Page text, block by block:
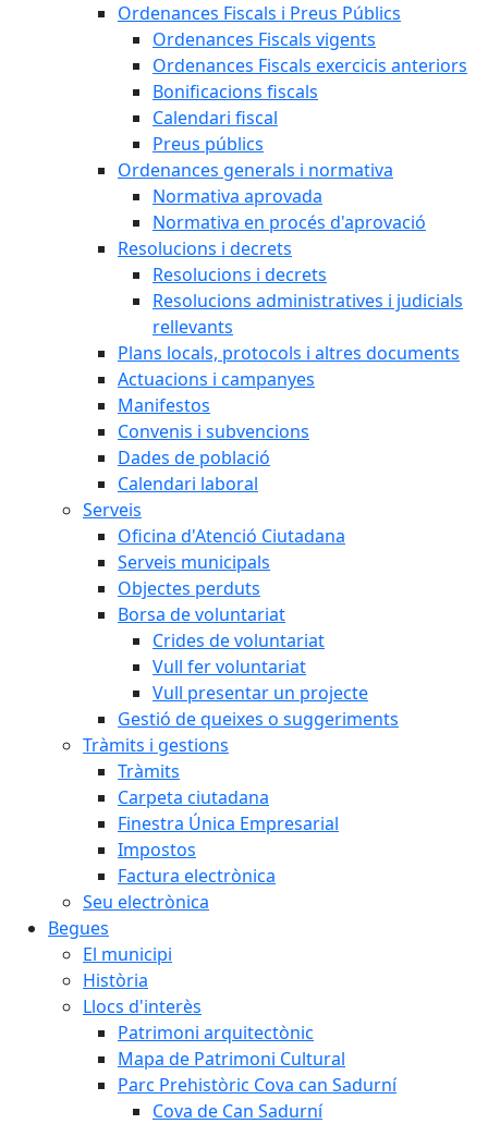
Ordenances Fiscals i Preus Públics
Ordenances Fiscals vigents
Ordenances Fiscals exercicis anteriors
Bonificacions fiscals
Calendari fiscal
Preus públics
Ordenances generals i normativa
Normativa aprovada
Normativa en procés d'aprovació
Resolucions i decrets
Resolucions i decrets
Resolucions administratives i judicials
rellevants
Plans locals, protocols i altres documents
Actuacions i campanyes
Manifestos
Convenis i subvencions
Dades de població
Calendari laboral
Serveis
Oficina d'Atenció Ciutadana
Serveis municipals
Objectes perduts
Borsa de voluntariat
Crides de voluntariat
Vull fer voluntariat
Vull presentar un projecte
Gestió de queixes o suggeriments
Tràmits i gestions
Tràmits
Carpeta ciutadana
Finestra Única Empresarial
Impostos
Factura electrònica
Seu electrònica
Begues
El municipi
Història
Llocs d'interès
Patrimoni arquitectònic
Mapa de Patrimoni Cultural
Parc Prehistòric Cova can Sadurní
Cova de Can Sadurní